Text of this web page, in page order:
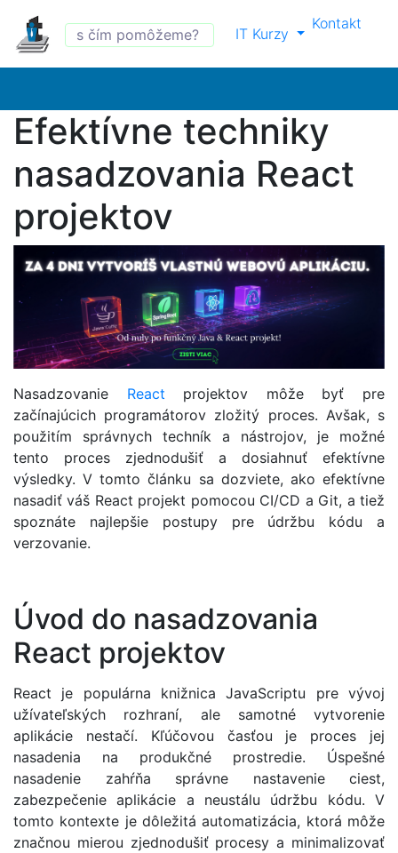
IT Kurzy
Kontakt
Efektívne techniky
nasadzovania React
projektov
Nasadzovanie React projektov môže byť pre
začínajúcich programátorov zložitý proces. Avšak, s
použitím správnych techník a nástrojov, je možné
tento proces zjednodušiť a dosiahnuť efektívne
výsledky. V tomto článku sa dozviete, ako efektívne
nasadiť váš React projekt pomocou CI/CD a Git, a tiež
spoznáte najlepšie postupy pre údržbu kódu a
verzovanie.
Úvod do nasadzovania
React projektov
React je populárna knižnica JavaScriptu pre vývoj
užívateľských rozhraní, ale samotné vytvorenie
aplikácie nestačí. Kľúčovou časťou je proces jej
nasadenia na produkčné prostredie. Úspešné
nasadenie zahŕňa správne nastavenie ciest,
zabezpečenie aplikácie a neustálu údržbu kódu. V
tomto kontexte je dôležitá automatizácia, ktorá môže
značnou mierou zjednodušiť procesy a minimalizovať